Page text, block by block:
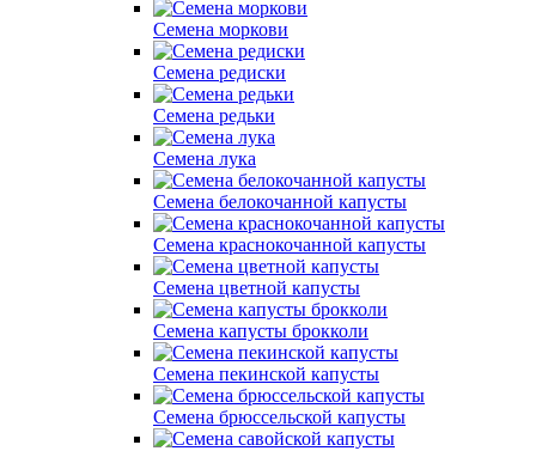
Семена моркови
Семена редиски
Семена редьки
Семена лука
Семена белокочанной капусты
Cемена краснокочанной капусты
Семена цветной капусты
Семена капусты брокколи
Семена пекинской капусты
Семена брюссельской капусты